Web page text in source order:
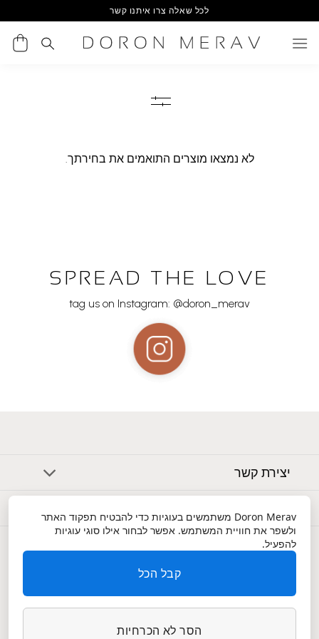
to
content
לכל שאלה צרו איתנו קשר
לא נמצאו מוצרים התואמים את בחירתך.
SPREAD THE LOVE
tag us on Instagram: @doron_merav
יצירת קשר
שירות לקוחות
Doron Merav משתמשים בעוגיות כדי להבטיח תפקוד האתר
ולשפר את חוויית המשתמש. אפשר לבחור אילו סוגי עוגיות
להפעיל.
קבל הכל
הסר לא הכרחיות